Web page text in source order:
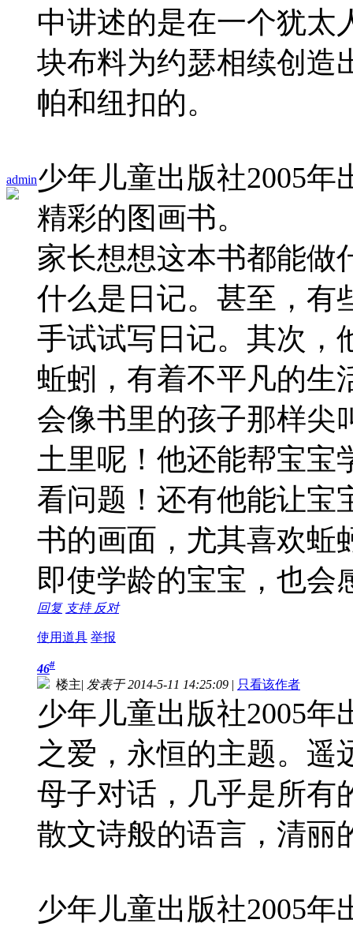
admin
中讲述的是在一个犹太
块布料为约瑟相续创造
帕和纽扣的。
少年儿童出版社2005
精彩的图画书。
家长想想这本书都能做
什么是日记。甚至，有
手试试写日记。其次，
蚯蚓，有着不平凡的生
会像书里的孩子那样尖
土里呢！他还能帮宝宝
看问题！还有他能让宝
书的画面，尤其喜欢蚯
即使学龄的宝宝，也会
回复 支持 反对
使用道具 举报
46#
楼主| 发表于 2014-5-11 14:25:09 | 只看该作者
少年儿童出版社2005
之爱，永恒的主题。遥
母子对话，几乎是所有
散文诗般的语言，清丽
少年儿童出版社2005